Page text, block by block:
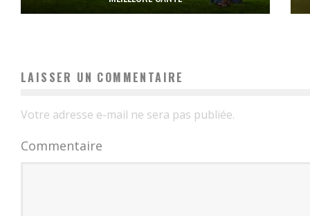
LAISSER UN COMMENTAIRE
Votre adresse e-mail ne sera pas publiée.
Commentaire